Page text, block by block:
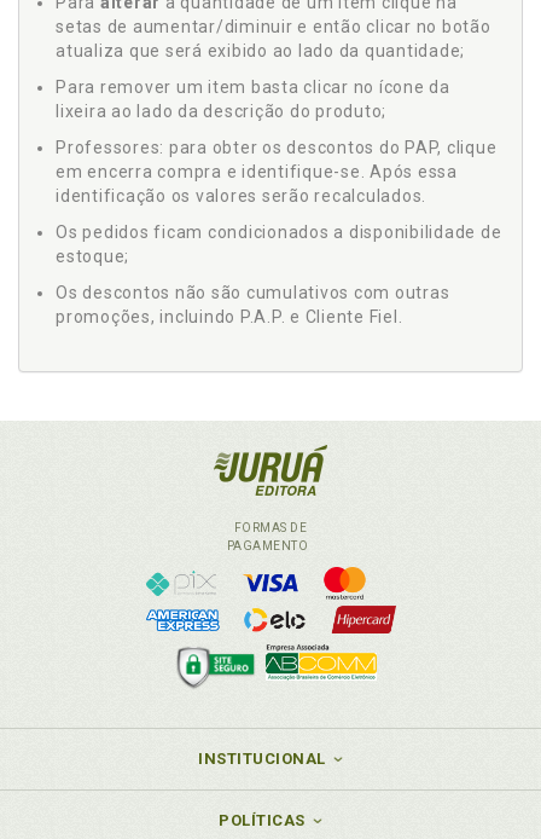
setas de aumentar/diminuir e então clicar no botão
atualiza que será exibido ao lado da quantidade;
Para remover um item basta clicar no ícone da
lixeira ao lado da descrição do produto;
Professores: para obter os descontos do PAP, clique
em encerra compra e identifique-se. Após essa
identificação os valores serão recalculados.
Os pedidos ficam condicionados a disponibilidade de
estoque;
Os descontos não são cumulativos com outras
promoções, incluindo P.A.P. e Cliente Fiel.
FORMAS DE
PAGAMENTO
INSTITUCIONAL
POLÍTICAS